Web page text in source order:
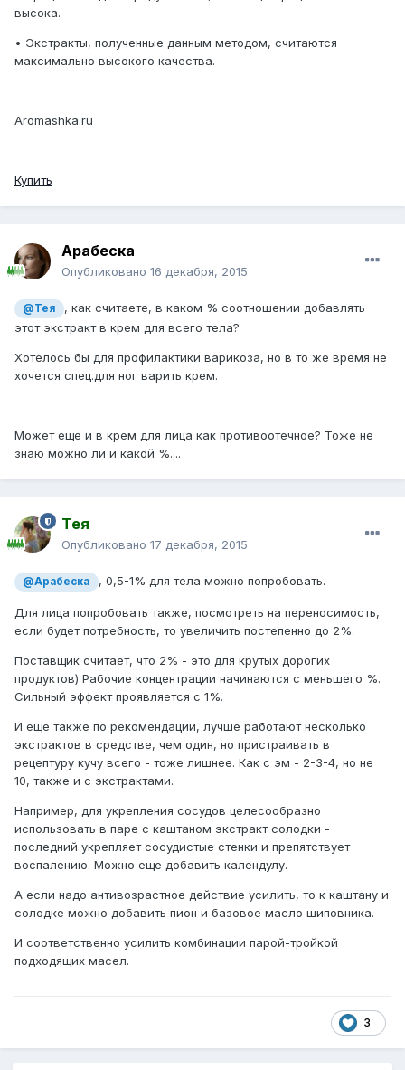
высока.
• Экстракты, полученные данным методом, считаются
максимально высокого качества.
Aromashka.ru
Купить
Арабеска
Опубликовано 16 декабря, 2015
@Тея
, как считаете, в каком % соотношении добавлять
этот экстракт в крем для всего тела?
Хотелось бы для профилактики варикоза, но в то же время не
хочется спец.для ног варить крем.
Может еще и в крем для лица как противоотечное? Тоже не
знаю можно ли и какой %....
Тея
Опубликовано 17 декабря, 2015
@Арабеска , 0,5-1% для тела можно попробовать.
Для лица попробовать также, посмотреть на переносимость,
если будет потребность, то увеличить постепенно до 2%.
Поставщик считает, что 2% - это для крутых дорогих
продуктов) Рабочие концентрации начинаются с меньшего %.
Сильный эффект проявляется с 1%.
И еще также по рекомендации, лучше работают несколько
экстрактов в средстве, чем один, но пристраивать в
рецептуру кучу всего - тоже лишнее. Как с эм - 2-3-4, но не
10, также и с экстрактами.
Например, для укрепления сосудов целесообразно
использовать в паре с каштаном экстракт солодки -
последний укрепляет сосудистые стенки и препятствует
воспалению. Можно еще добавить календулу.
А если надо антивозрастное действие усилить, то к каштану и
солодке можно добавить пион и базовое масло шиповника.
И соответственно усилить комбинации парой-тройкой
подходящих масел.
3